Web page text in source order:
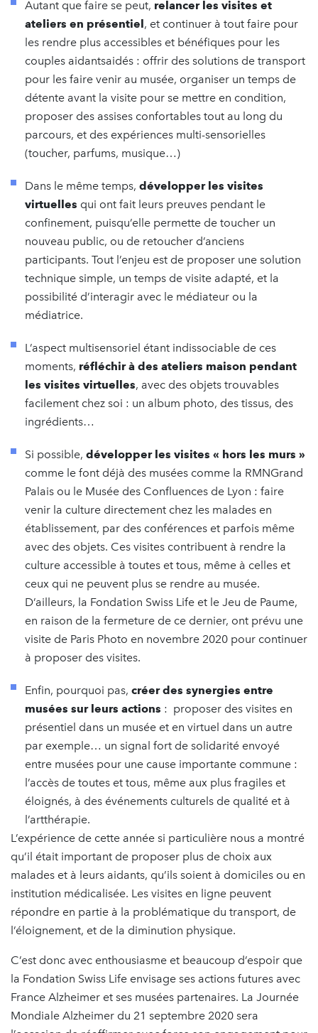
Autant que faire se peut, relancer les visites et
ateliers en présentiel, et continuer à tout faire pour
les rendre plus accessibles et bénéfiques pour les
couples aidantsaidés : offrir des solutions de transport
pour les faire venir au musée, organiser un temps de
détente avant la visite pour se mettre en condition,
proposer des assises confortables tout au long du
parcours, et des expériences multi-sensorielles
(toucher, parfums, musique…)
Dans le même temps, développer les visites
virtuelles qui ont fait leurs preuves pendant le
confinement, puisqu’elle permette de toucher un
nouveau public, ou de retoucher d’anciens
participants. Tout l’enjeu est de proposer une solution
technique simple, un temps de visite adapté, et la
possibilité d’interagir avec le médiateur ou la
médiatrice.
L’aspect multisensoriel étant indissociable de ces
moments, réfléchir à des ateliers maison pendant
les visites virtuelles, avec des objets trouvables
facilement chez soi : un album photo, des tissus, des
ingrédients…
Si possible, développer les visites « hors les murs »
comme le font déjà des musées comme la RMNGrand
Palais ou le Musée des Confluences de Lyon : faire
venir la culture directement chez les malades en
établissement, par des conférences et parfois même
avec des objets. Ces visites contribuent à rendre la
culture accessible à toutes et tous, même à celles et
ceux qui ne peuvent plus se rendre au musée.
D’ailleurs, la Fondation Swiss Life et le Jeu de Paume,
en raison de la fermeture de ce dernier, ont prévu une
visite de Paris Photo en novembre 2020 pour continuer
à proposer des visites.
Enfin, pourquoi pas, créer des synergies entre
musées sur leurs actions : proposer des visites en
présentiel dans un musée et en virtuel dans un autre
par exemple… un signal fort de solidarité envoyé
entre musées pour une cause importante commune :
l’accès de toutes et tous, même aux plus fragiles et
éloignés, à des événements culturels de qualité et à
l’artthérapie.
L’expérience de cette année si particulière nous a montré
qu’il était important de proposer plus de choix aux
malades et à leurs aidants, qu’ils soient à domiciles ou en
institution médicalisée. Les visites en ligne peuvent
répondre en partie à la problématique du transport, de
l’éloignement, et de la diminution physique.
C’est donc avec enthousiasme et beaucoup d’espoir que
la Fondation Swiss Life envisage ses actions futures avec
France Alzheimer et ses musées partenaires. La Journée
Mondiale Alzheimer du 21 septembre 2020 sera